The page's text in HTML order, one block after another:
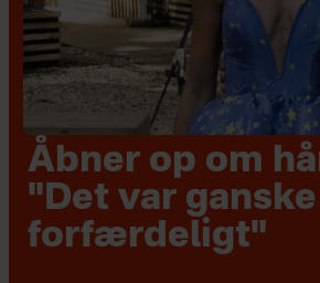
Åbner op om
"Det var ganske
forfærdeligt"